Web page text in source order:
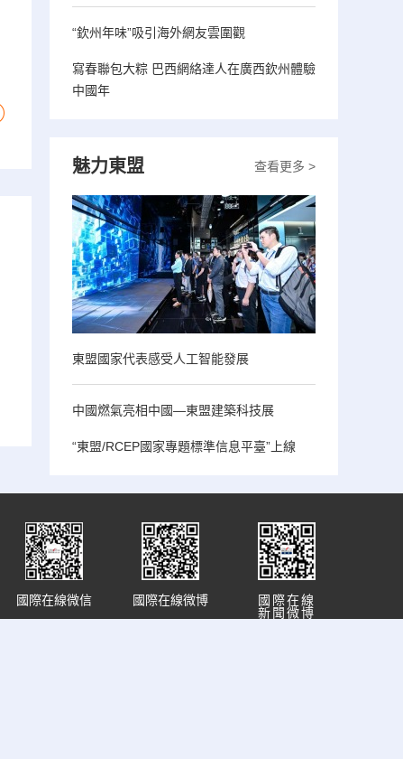
“欽州年味”吸引海外網友雲圍觀
寫春聯包大粽 巴西網絡達人在廣西欽州體驗
中國年
查看更多 >
魅力東盟
東盟國家代表感受人工智能發展
中國燃氣亮相中國—東盟建築科技展
“東盟/RCEP國家專題標準信息平臺”上線
國際在線
新聞微博
國際在線微博
國際在線微信